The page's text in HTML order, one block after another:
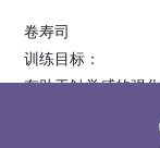
卷寿司
训练目标：
有助于触觉感的强
用大毛巾，将孩子